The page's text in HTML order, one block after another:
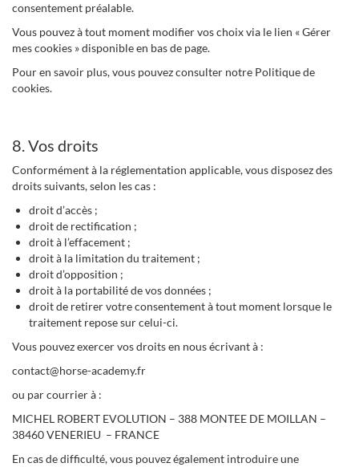
consentement préalable.
Vous pouvez à tout moment modifier vos choix via le lien « Gérer
mes cookies » disponible en bas de page.
Pour en savoir plus, vous pouvez consulter notre Politique de
cookies.
8. Vos droits
Conformément à la réglementation applicable, vous disposez des
droits suivants, selon les cas :
droit d’accès ;
droit de rectification ;
droit à l’effacement ;
droit à la limitation du traitement ;
droit d’opposition ;
droit à la portabilité de vos données ;
droit de retirer votre consentement à tout moment lorsque le
traitement repose sur celui-ci.
Vous pouvez exercer vos droits en nous écrivant à :
contact@horse-academy.fr
ou par courrier à :
MICHEL ROBERT EVOLUTION – 388 MONTEE DE MOILLAN –
38460 VENERIEU – FRANCE
En cas de difficulté, vous pouvez également introduire une